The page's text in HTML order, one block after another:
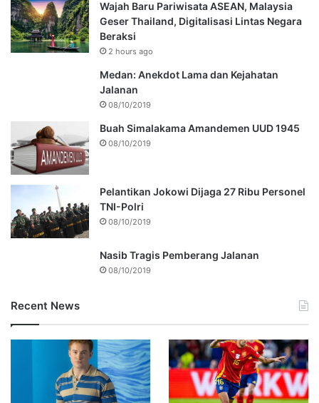
Wajah Baru Pariwisata ASEAN, Malaysia
Geser Thailand, Digitalisasi Lintas Negara
Beraksi
2 hours ago
Medan: Anekdot Lama dan Kejahatan
Jalanan
08/10/2019
Buah Simalakama Amandemen UUD 1945
08/10/2019
Pelantikan Jokowi Dijaga 27 Ribu Personel
TNI-Polri
08/10/2019
Nasib Tragis Pemberang Jalanan
08/10/2019
Recent News